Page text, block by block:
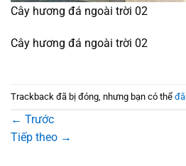
Cây hương đá ngoài trời 02
Cây hương đá ngoài trời 02
Trackback đã bị đóng, nhưng bạn có thể
← Trước
Tiếp theo →